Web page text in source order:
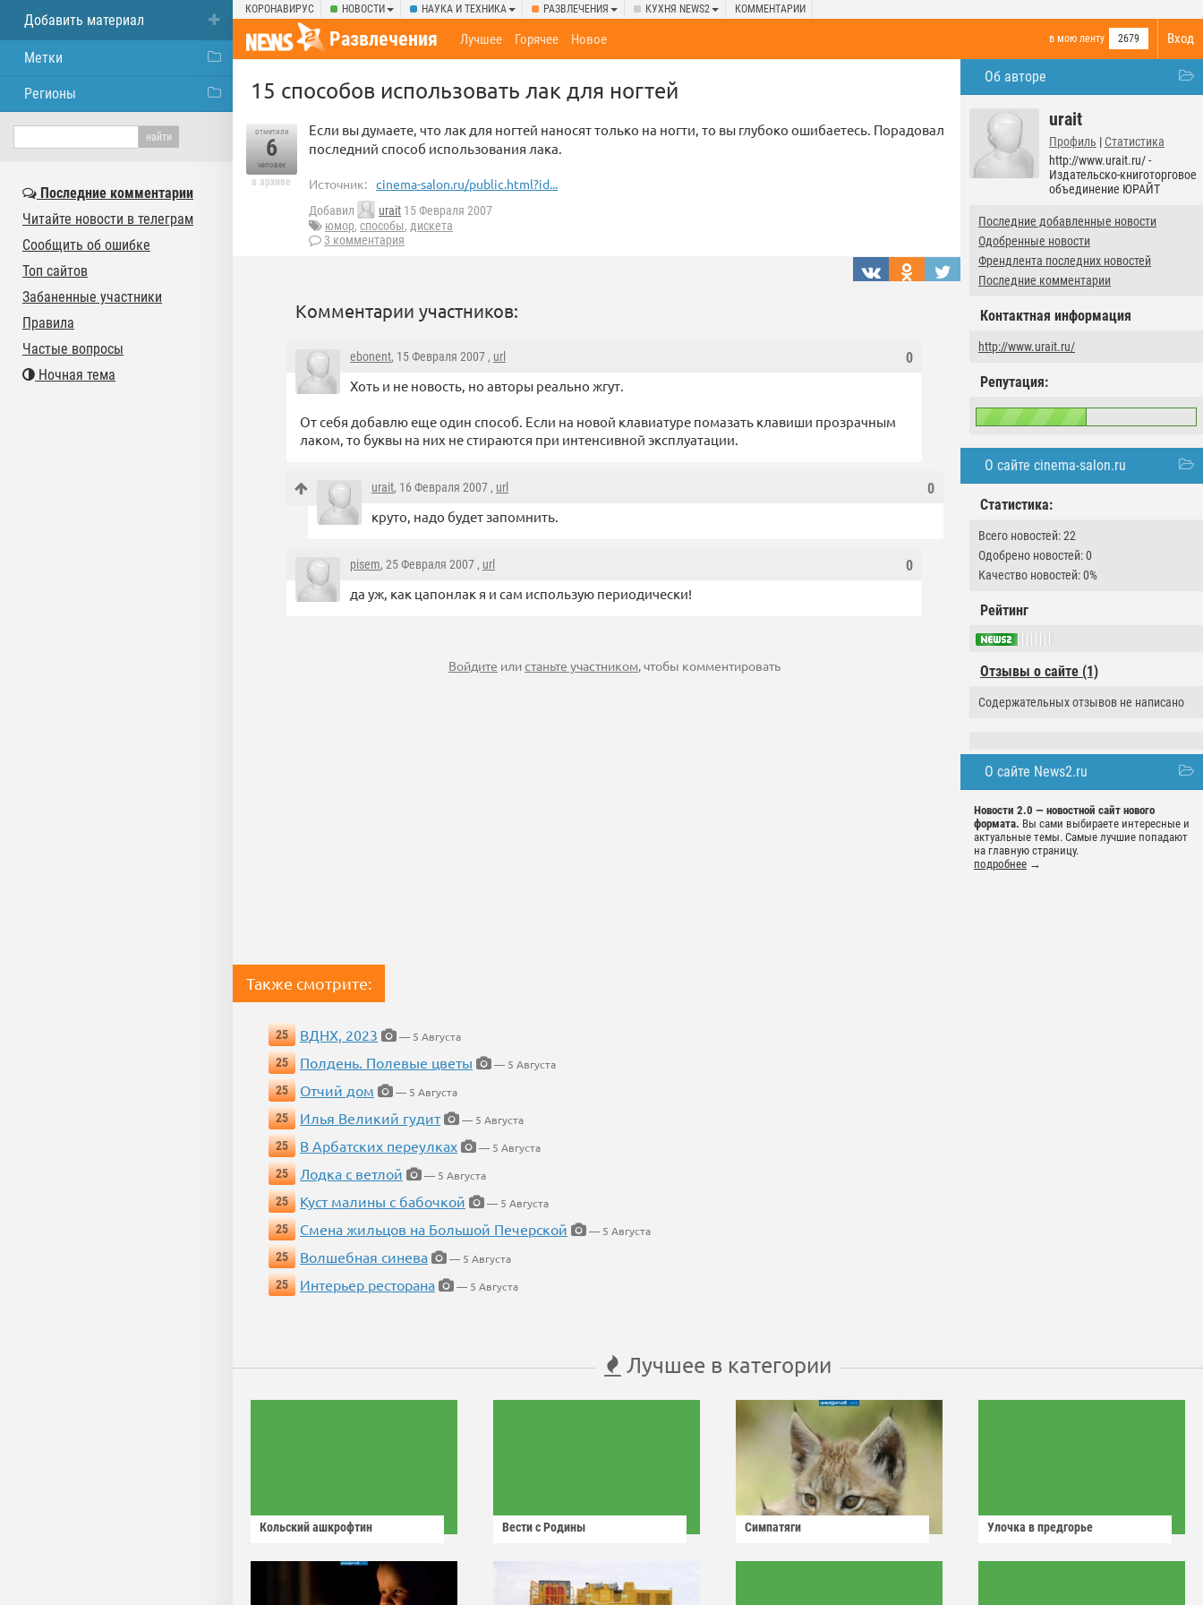
КОРОНАВИРУС НОВОСТИ НАУКА И ТЕХНИКА РАЗВЛЕЧЕНИЯ КУХНЯ NEWS2 КОММЕНТАРИИ
Вход
Развлечения в мою ленту 2679
Лучшее Горячее Новое
Об авторе
urait
Профиль | Статистика
http://www.urait.ru/ -
Издательско-книготорговое
объединение ЮРАЙТ
Последние добавленные новости
Одобренные новости
Френдлента последних новостей
Последние комментарии
Контактная информация
http://www.urait.ru/
Репутация:
О сайте cinema-salon.ru
Статистика:
Всего новостей: 22
Одобрено новостей: 0
Качество новостей: 0%
Рейтинг
Отзывы о сайте (1)
Содержательных отзывов не написано
О сайте News2.ru
Новости 2.0 — новостной сайт нового
формата. Вы сами выбираете интересные и
актуальные темы. Самые лучшие попадают
на главную страницу.
подробнее →
15 способов использовать лак для ногтей
отметили
6
человек
в архиве
Если вы думаете, что лак для ногтей наносят только на ногти, то вы глубоко ошибаетесь. Порадовал
последний способ использования лака.
Источник: cinema-salon.ru/public.html?id...
Добавил urait 15 Февраля 2007
юмор, способы, дискета
3 комментария
Комментарии участников:
0
ebonent, 15 Февраля 2007 , url
Хоть и не новость, но авторы реально жгут.
От себя добавлю еще один способ. Если на новой клавиатуре помазать клавиши прозрачным
лаком, то буквы на них не стираются при интенсивной эксплуатации.
0
urait, 16 Февраля 2007 , url
круто, надо будет запомнить.
0
pisem, 25 Февраля 2007 , url
да уж, как цапонлак я и сам использую периодически!
Войдите илистаньте участником, чтобы комментировать
Также смотрите:
25 ВДНХ, 2023
— 5 Августа
25
Полдень. Полевые цветы
— 5 Августа
25
Отчий дом
— 5 Августа
25
Илья Великий гудит
— 5 Августа
25
В Арбатских переулках
— 5 Августа
25
Лодка с ветлой
— 5 Августа
25
Куст малины с бабочкой
— 5 Августа
25
Смена жильцов на Большой Печерской
— 5 Августа
25
Волшебная синева
— 5 Августа
25
Интерьер ресторана — 5 Августа
Лучшее в категории
Кольский ашкрофтин Вести с Родины Симпатяги Улочка в предгорье
Добавить материал
Метки
Регионы
Последние комментарии
Читайте новости в телеграм
Сообщить об ошибке
Топ сайтов
Забаненные участники
Правила
Частые вопросы
Ночная тема